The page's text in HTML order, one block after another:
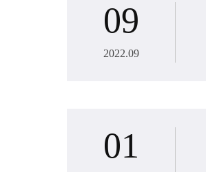
09
2022.09
01